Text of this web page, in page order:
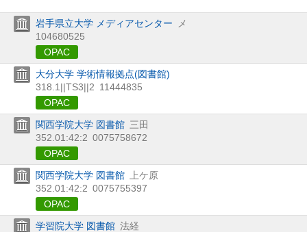
岩手県立大学 メディアセンター
メ
104680525
OPAC
大分大学 学術情報拠点(図書館)
318.1||TS3||2 11444835
OPAC
関西学院大学 図書館 三田
352.01:42:2 0075758672
OPAC
関西学院大学 図書館
上ケ原
352.01:42:2 0075755397
OPAC
学習院大学 図書館 法経